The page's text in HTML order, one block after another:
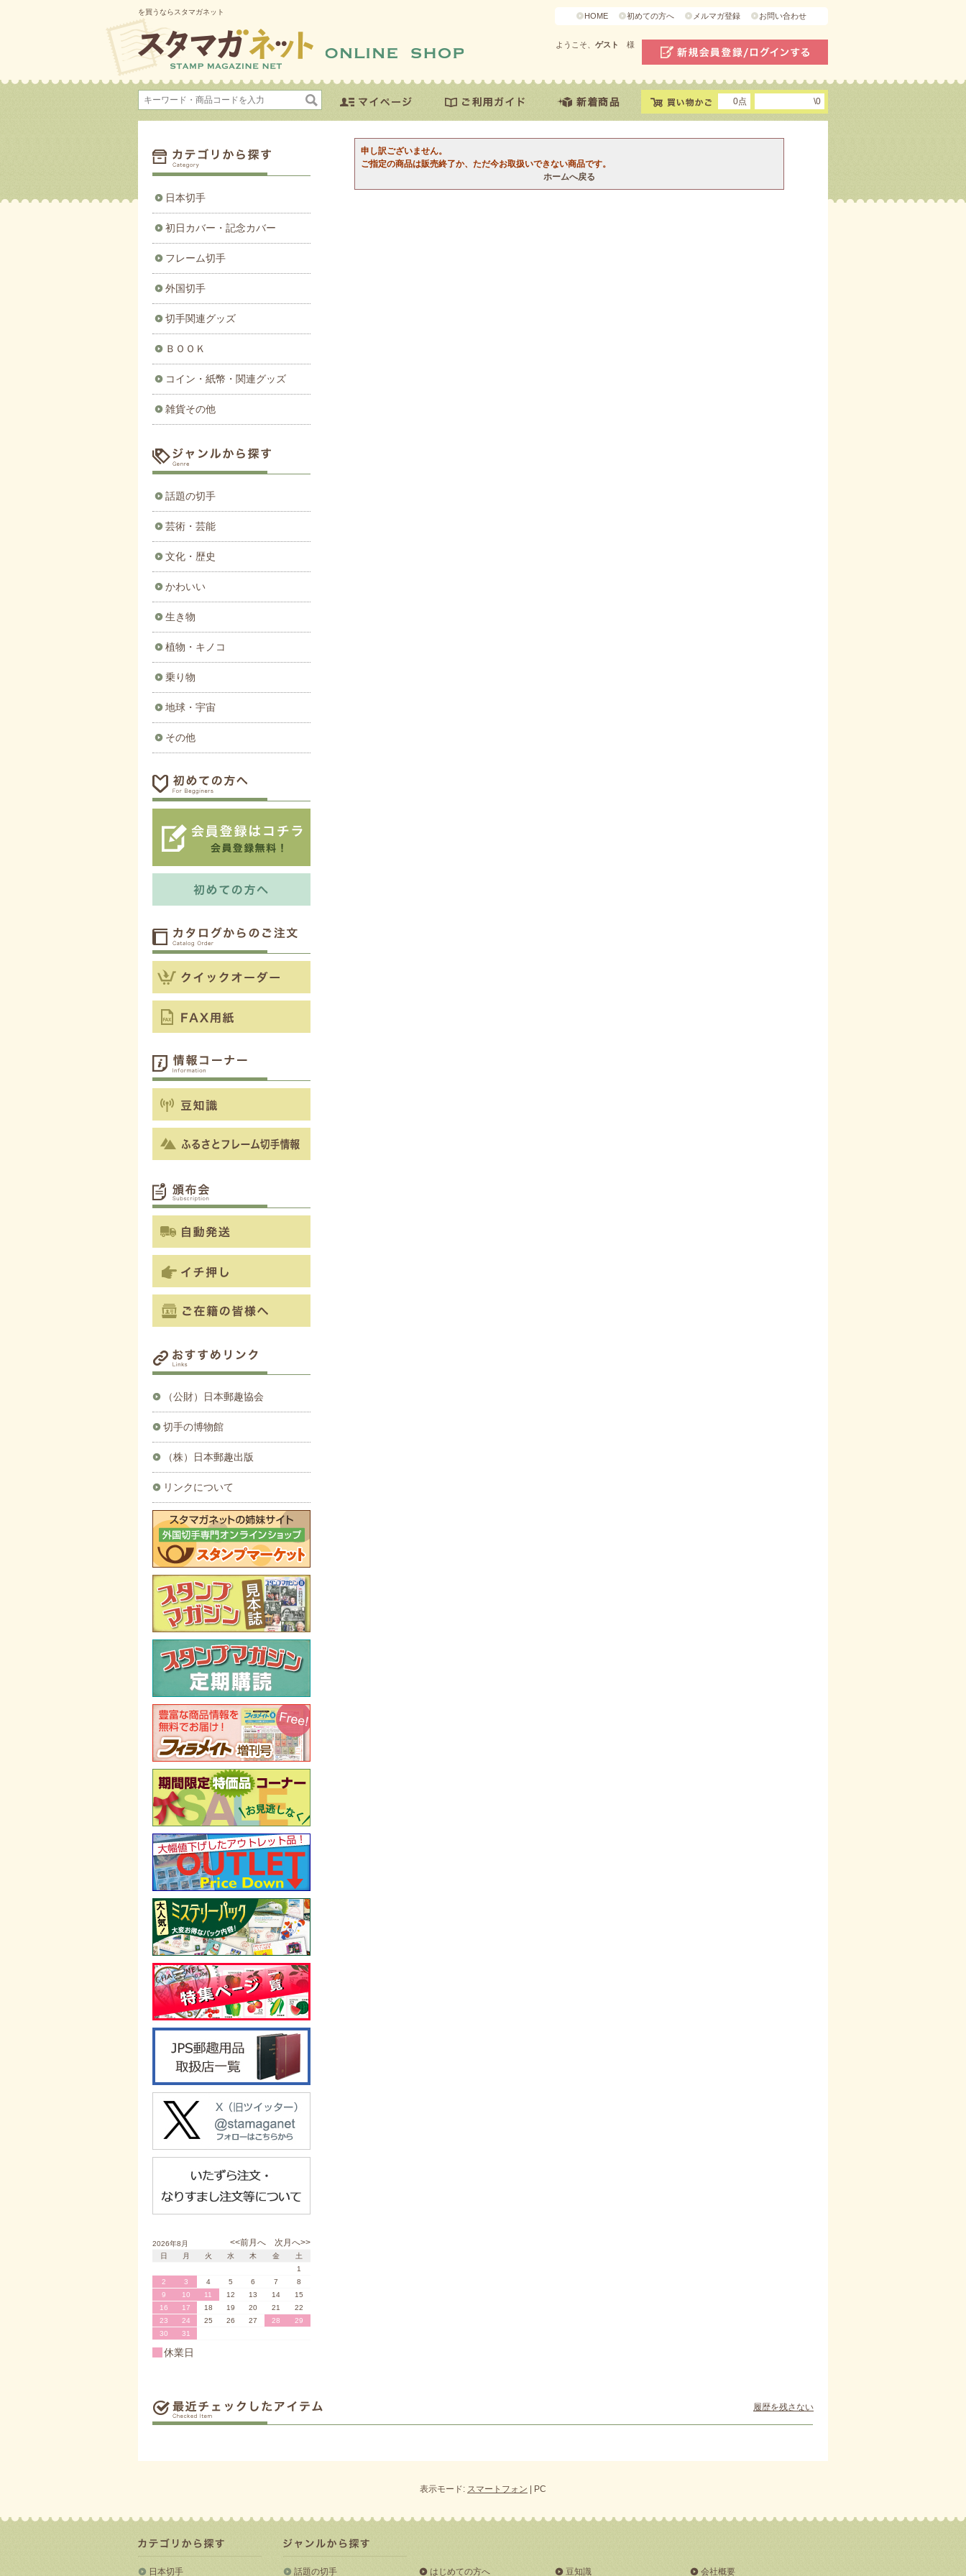
を買うならスタマガネット HOME 初めての方へ メルマガ登録 お問い合わせ
ようこそ、 ゲスト 様
0点 \0
申し訳ございません。
ご指定の商品は販売終了か、ただ今お取扱いできない商品です。
ホームへ戻る
日本切手
初日カバー・記念カバー
フレーム切手
外国切手
切手関連グッズ
ＢＯＯＫ
コイン・紙幣・関連グッズ
雑貨その他
話題の切手
芸術・芸能
文化・歴史
かわいい
生き物
植物・キノコ
乗り物
地球・宇宙
その他
（公財）日本郵趣協会
切手の博物館
（株）日本郵趣出版
リンクについて
<<前月へ 次月へ>>
2026年8月
日
月 火 水 木 金
土
1
2
3 4 5 6 7
8
9
10 11 12 13 14
15
16
17 18 19 20 21
22
23
24 25 26 27 28
29
30
31
休業日
履歴を残さない
表示モード: スマートフォン | PC
日本切手 話題の切手 はじめての方へ 豆知識 会社概要